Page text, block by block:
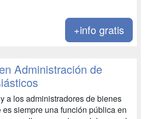
+info gratis
Administración de
a los administradores de bienes
siempre una función pública en